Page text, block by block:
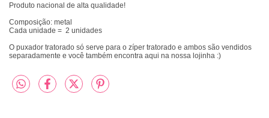
Produto nacional de alta qualidade!
Composição: metal
Cada unidade = 2 unidades
O puxador tratorado só serve para o zíper tratorado e ambos são vendidos
separadamente e você também encontra aqui na nossa lojinha :)